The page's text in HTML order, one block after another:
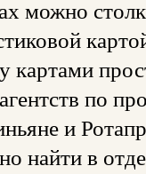
можно
картами
по
и
найти в